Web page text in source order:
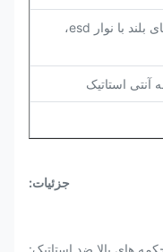
زیره نرم تخت، چکمه های بلند با نوار esd،
آنتی استاتیک
جزئیات: